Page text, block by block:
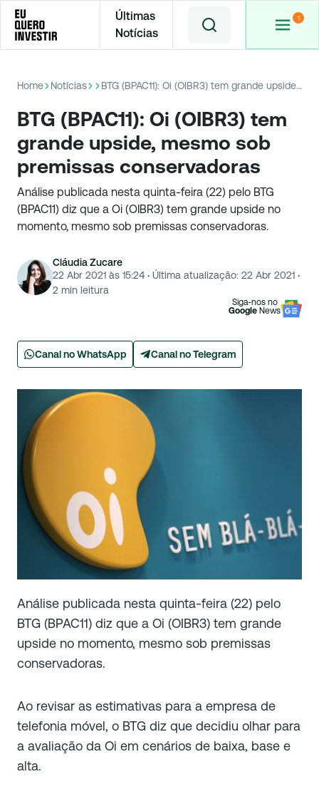
Últimas
Notícias
Home Notícias BTG (BPAC11): Oi (OIBR3) tem grande upside, mesmo sob premissas conservadoras
BTG (BPAC11): Oi (OIBR3) tem
grande upside, mesmo sob
premissas conservadoras
Análise publicada nesta quinta-feira (22) pelo BTG
(BPAC11) diz que a Oi (OIBR3) tem grande upside no
momento, mesmo sob premissas conservadoras.
Cláudia Zucare
22 Abr 2021 às 15:24 · Última atualização: 22 Abr 2021 ·
2 min leitura
Siga-nos no
Google News
Canal no WhatsApp Canal no Telegram
Análise publicada nesta quinta-feira (22) pelo
BTG (BPAC11) diz que a Oi (OIBR3) tem grande
upside no momento, mesmo sob premissas
conservadoras.
Ao revisar as estimativas para a empresa de
telefonia móvel, o BTG diz que decidiu olhar para
a avaliação da Oi em cenários de baixa, base e
alta.